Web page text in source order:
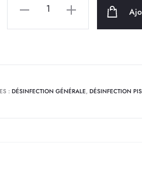
quantité
Pastilles
: DÉSINFECTION GÉNÉRALE, DÉSINFECTION